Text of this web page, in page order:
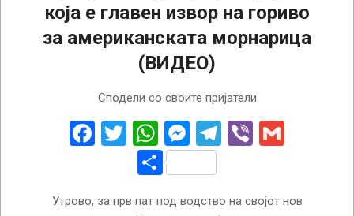
која е главен извор на гориво
за американската морнарица
(ВИДЕО)
Сподели со своите пријатели
Facebook
Twitter
WhatsApp
Messenger
Telegram
Viber
Share
Утрово, за прв пат под водство на својот нов